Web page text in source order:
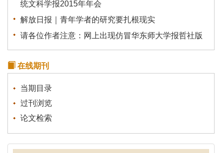
解放日报｜青年学者的研究要扎根现实
请各位作者注意：网上出现仿冒华东师大学报哲社版
学报（哲社版）被评定为“中国人文社会科学综合评价
AMI”核心期刊
《华东师范大学学报》为青年学者成长搭建平台
在线期刊
当期目录
过刊浏览
论文检索